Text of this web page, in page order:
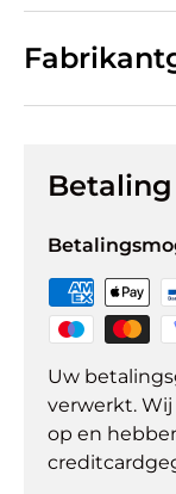
Uw
verwerkt.
op en